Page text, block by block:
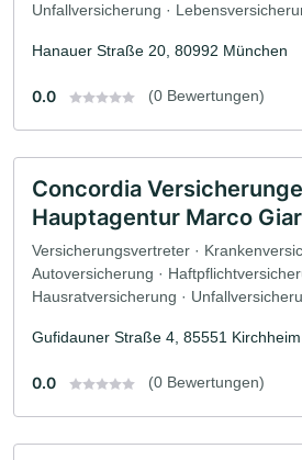
Unfallversicherung ·
Hanauer Straße 20, 80992 München
0.0 (0 Bewertungen)
Concordia
Hauptagentur Marco
Versicherungsvertreter ·
Autoversicherung ·
Hausratversicherung ·
Gufidauner Straße 4, 85551 Kirchheim
0.0 (0 Bewertungen)